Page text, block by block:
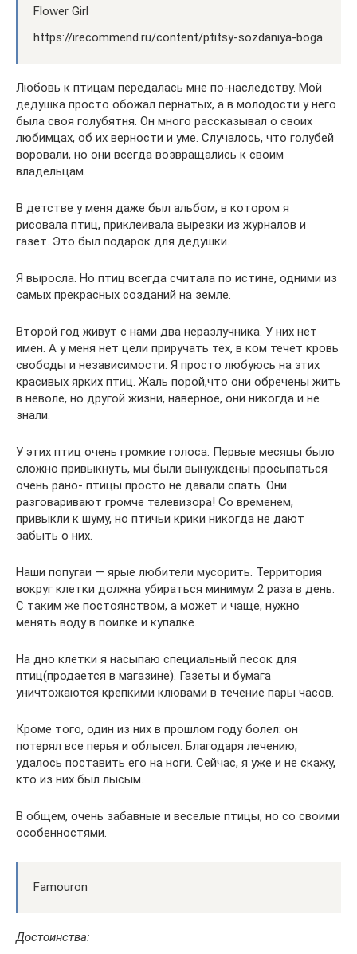
Flower Girl
https://irecommend.ru/content/ptitsy-sozdaniya-boga
Любовь к птицам передалась мне по-наследству. Мой
дедушка просто обожал пернатых, а в молодости у него
была своя голубятня. Он много рассказывал о своих
любимцах, об их верности и уме. Случалось, что голубей
воровали, но они всегда возвращались к своим
владельцам.
В детстве у меня даже был альбом, в котором я
рисовала птиц, приклеивала вырезки из журналов и
газет. Это был подарок для дедушки.
Я выросла. Но птиц всегда считала по истине, одними из
самых прекрасных созданий на земле.
Второй год живут с нами два неразлучника. У них нет
имен. А у меня нет цели приручать тех, в ком течет кровь
свободы и независимости. Я просто любуюсь на этих
красивых ярких птиц. Жаль порой,что они обречены жить
в неволе, но другой жизни, наверное, они никогда и не
знали.
У этих птиц очень громкие голоса. Первые месяцы было
сложно привыкнуть, мы были вынуждены просыпаться
очень рано- птицы просто не давали спать. Они
разговаривают громче телевизора! Со временем,
привыкли к шуму, но птичьи крики никогда не дают
забыть о них.
Наши попугаи — ярые любители мусорить. Территория
вокруг клетки должна убираться минимум 2 раза в день.
С таким же постоянством, а может и чаще, нужно
менять воду в поилке и купалке.
На дно клетки я насыпаю специальный песок для
птиц(продается в магазине). Газеты и бумага
уничтожаются крепкими клювами в течение пары часов.
Кроме того, один из них в прошлом году болел: он
потерял все перья и облысел. Благодаря лечению,
удалось поставить его на ноги. Сейчас, я уже и не скажу,
кто из них был лысым.
В общем, очень забавные и веселые птицы, но со своими
особенностями.
Famouron
Достоинства: